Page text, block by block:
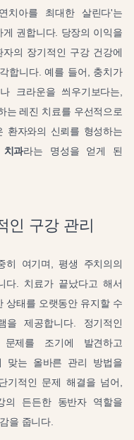
치아를 최대한 살린다'는
권합니다. 당장의 이익을
의 장기적인 구강 건강에
합니다. 예를 들어, 충치가
크라운을 씌우기보다는,
는 레진 치료를 우선적으로
환자와의 신뢰를 형성하는
과라는 명성을 얻게 된
인 구강 관리
히 여기며, 평생 주치의의
다. 치료가 끝났다고 해서
상태를 오랫동안 유지할 수
제공합니다. 정기적인
제를 조기에 발견하고
맞는 올바른 관리 방법을
기적인 문제 해결을 넘어,
든든한 동반자 역할을
을 줍니다.